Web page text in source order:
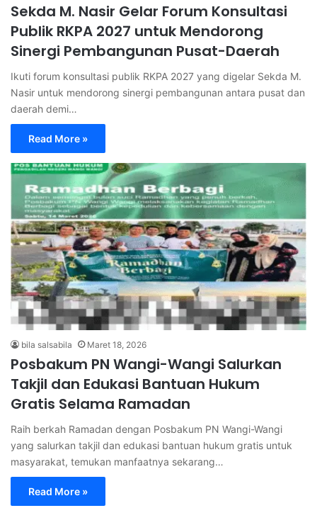
Sekda M. Nasir Gelar Forum Konsultasi
Publik RKPA 2027 untuk Mendorong
Sinergi Pembangunan Pusat-Daerah
Ikuti forum konsultasi publik RKPA 2027 yang digelar Sekda M.
Nasir untuk mendorong sinergi pembangunan antara pusat dan
daerah demi…
Read More »
bila salsabila Maret 18, 2026
Posbakum PN Wangi-Wangi Salurkan
Takjil dan Edukasi Bantuan Hukum
Gratis Selama Ramadan
Raih berkah Ramadan dengan Posbakum PN Wangi-Wangi
yang salurkan takjil dan edukasi bantuan hukum gratis untuk
masyarakat, temukan manfaatnya sekarang…
Read More »